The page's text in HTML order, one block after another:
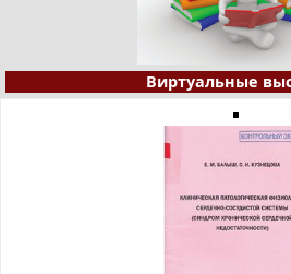
Виртуальные